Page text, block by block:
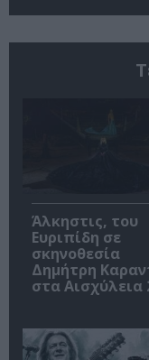
Άλκηστις, του
Ευριπίδη σε
σκηνοθεσία
Δημήτρη
στα Αισχύλεια